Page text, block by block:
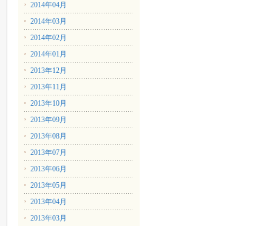
2014年04月
2014年03月
2014年02月
2014年01月
2013年12月
2013年11月
2013年10月
2013年09月
2013年08月
2013年07月
2013年06月
2013年05月
2013年04月
2013年03月